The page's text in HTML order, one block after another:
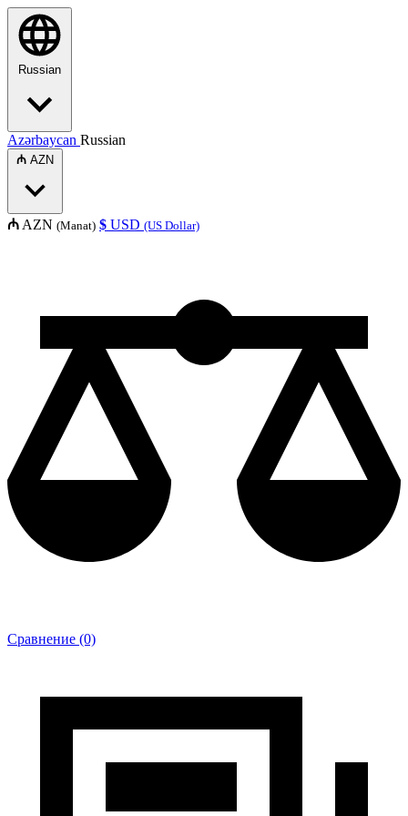
Russian
Azərbaycan Russian
₼ AZN
₼ AZN (Manat) $ USD (US Dollar)
Сравнение (0)